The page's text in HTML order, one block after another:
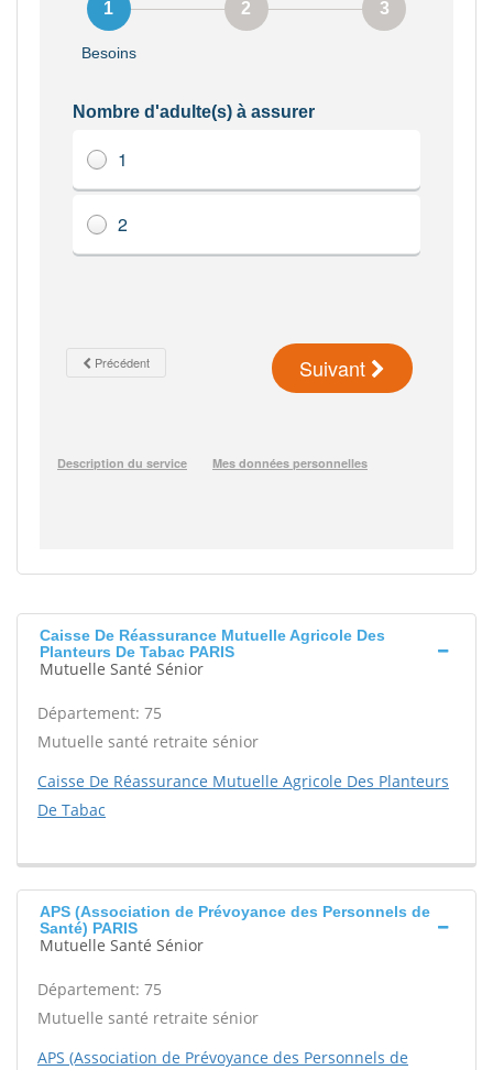
Caisse De Réassurance Mutuelle Agricole Des
Planteurs De Tabac PARIS
Mutuelle Santé Sénior
Département: 75
Mutuelle santé retraite sénior
Caisse De Réassurance Mutuelle Agricole Des Planteurs
De Tabac
APS (Association de Prévoyance des Personnels de
Santé) PARIS
Mutuelle Santé Sénior
Département: 75
Mutuelle santé retraite sénior
APS (Association de Prévoyance des Personnels de